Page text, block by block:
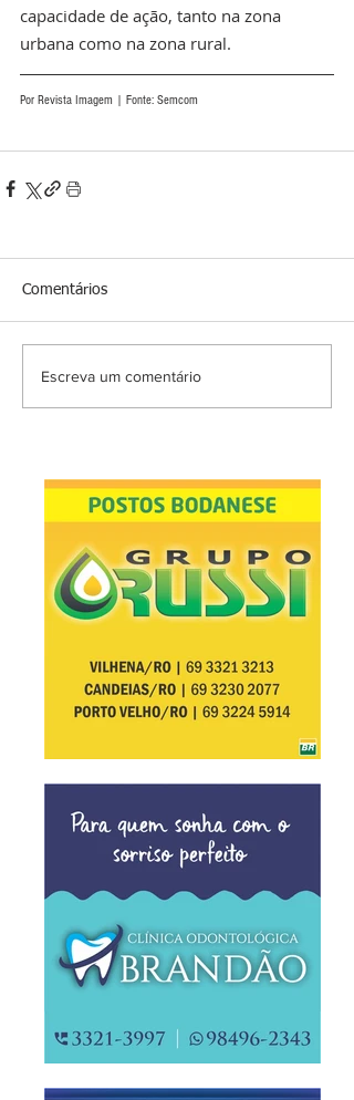
capacidade de ação, tanto na zona
urbana como na zona rural.
Por Revista Imagem | Fonte: Semcom
Comentários
Escreva um comentário